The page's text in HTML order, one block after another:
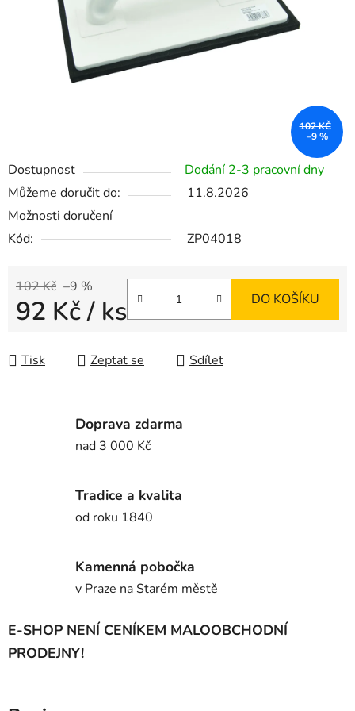
Dostupnost
Dodání 2-3 pracovní dny
Můžeme doručit do:
11.8.2026
Možnosti doručení
Kód:
ZP04018
102 Kč –9 %
92 Kč/ ks DO KOŠÍKU
Tisk Zeptat se Sdílet
102 KČ
–9 %
Doprava zdarma
nad 3 000 Kč
Tradice a kvalita
od roku 1840
Kamenná pobočka
v Praze na Starém městě
E-SHOP NENÍ CENÍKEM MALOOBCHODNÍ
PRODEJNY!